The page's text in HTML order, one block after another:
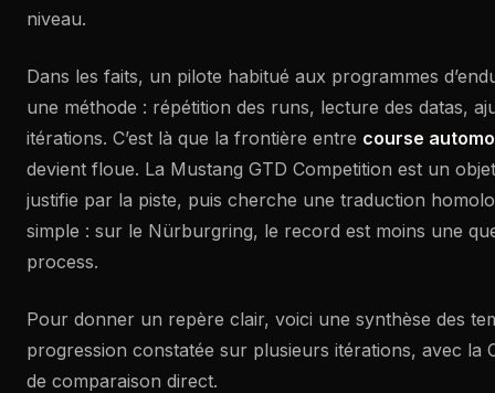
niveau.
Dans les faits, un pilote habitué aux programmes
une méthode : répétition des runs, lecture des datas,
itérations. C’est là que la frontière entre course
devient floue. La Mustang GTD Competition est un
justifie par la piste, puis cherche une traduction
simple : sur le Nürburgring, le record est moins une
process.
Pour donner un repère clair, voici une synthèse des
progression constatée sur plusieurs itérations, avec la
de comparaison direct.